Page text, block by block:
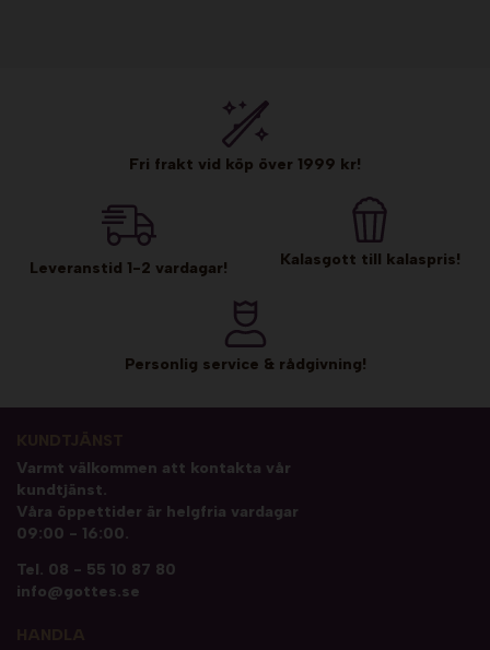
Fri frakt vid köp över 1999 kr!
Leveranstid 1-2 vardagar! Kalasgott till kalaspris!
Personlig service & rådgivning!
Varmt välkommen att kontakta vår
kundtjänst.
Våra öppettider är helgfria vardagar
09:00 - 16:00.
Tel. 08 - 55 10 87 80
info@gottes.se